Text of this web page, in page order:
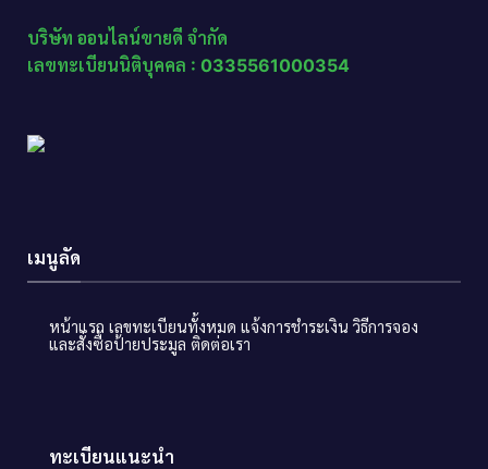
บริษัท ออนไลน์ขายดี จำกัด
เลขทะเบียนนิติบุคคล : 0335561000354
เมนูลัด
หน้าแรก เลขทะเบียนทั้งหมด แจ้งการชำระเงิน วิธีการจอง
และสั่งซื้อป้ายประมูล ติดต่อเรา
ทะเบียนแนะนำ